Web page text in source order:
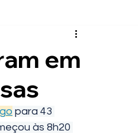
em
para 43
às 8h20